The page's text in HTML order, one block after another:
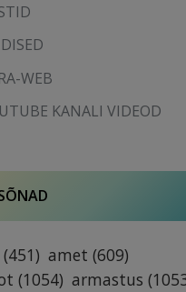
WEB
KANALI VIDEOD
(451) amet (609)
(1054) armastus